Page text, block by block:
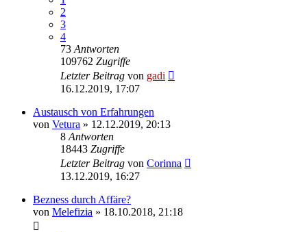
2
3
4
73 Antworten
109762 Zugriffe
Letzter Beitrag von gadi
16.12.2019, 17:07
Austausch von Erfahrungen
von Vetura » 12.12.2019, 20:13
8 Antworten
18443 Zugriffe
Letzter Beitrag von Corinna
13.12.2019, 16:27
Bezness durch Affäre?
von Melefizia » 18.10.2018, 21:18